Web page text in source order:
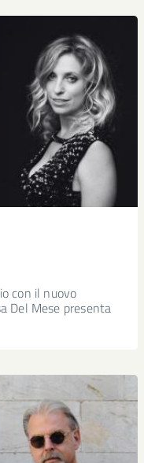
con il nuovo
Del Mese presenta